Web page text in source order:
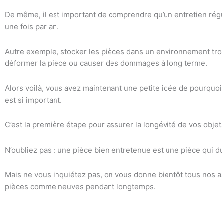
De même, il est important de comprendre qu’un entretien
une fois par an.
Autre exemple, stocker les pièces dans un environnement
déformer la pièce ou causer des dommages à long terme.
Alors voilà, vous avez maintenant une petite idée de
est si important.
C’est la première étape pour assurer la longévité de vos
N’oubliez pas : une pièce bien entretenue est une pièce qui
Mais ne vous inquiétez pas, on vous donne bientôt tous nos
pièces comme neuves pendant longtemps.